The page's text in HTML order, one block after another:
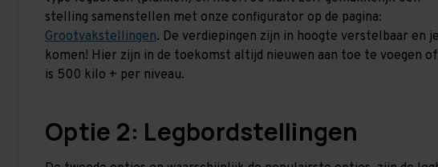
stelling samenstellen met onze configurator op de pagina:
Grootvakstellingen. De verdiepingen zijn in hoogte verstelbaar en
komen! Hier zijn in de toekomst altijd nieuwen aan toe te voegen
is 500 kilo + per niveau.
Optie 2: Legbordstellingen